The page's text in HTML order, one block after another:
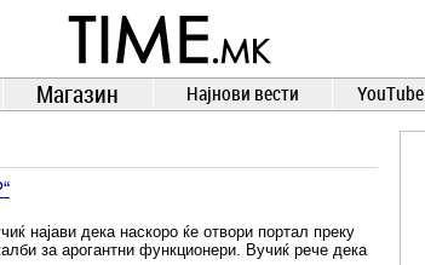
TIME.mk
ВЕСТИ
NEWS
Магазин Најнови вести YouTube
најави дека наскоро ќе отвори портал преку
за арогантни функционери. Вучиќ рече дека